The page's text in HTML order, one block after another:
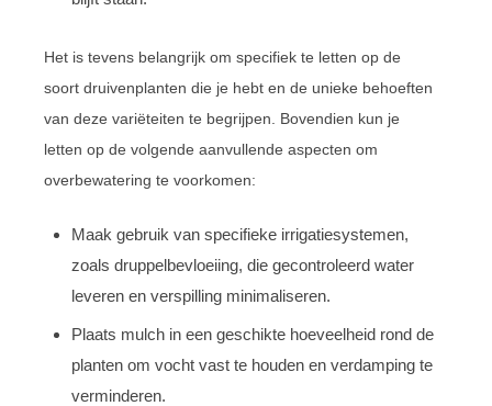
Het is tevens belangrijk om specifiek te letten op de
soort druivenplanten die je hebt en de unieke behoeften
van deze variëteiten te begrijpen. Bovendien kun je
letten op de volgende aanvullende aspecten om
overbewatering te voorkomen:
Maak gebruik van specifieke irrigatiesystemen,
zoals druppelbevloeiing, die gecontroleerd water
leveren en verspilling minimaliseren.
Plaats mulch in een geschikte hoeveelheid rond de
planten om vocht vast te houden en verdamping te
verminderen.